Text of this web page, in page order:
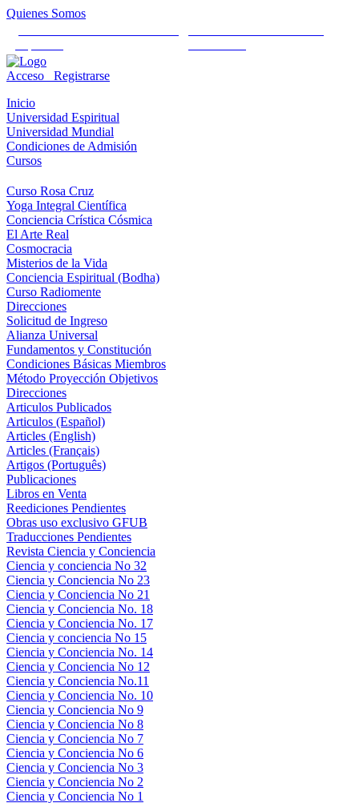
Quienes Somos
Acceso
Registrarse
Inicio
Universidad Espiritual
Universidad Mundial
Condiciones de Admisión
Cursos
Curso Rosa Cruz
Yoga Integral Científica
Conciencia Crística Cósmica
El Arte Real
Cosmocracia
Misterios de la Vida
Conciencia Espiritual (Bodha)
Curso Radiomente
Direcciones
Solicitud de Ingreso
Alianza Universal
Fundamentos y Constitución
Condiciones Básicas Miembros
Método Proyección Objetivos
Direcciones
Articulos Publicados
Articulos (Español)
Articles (English)
Articles (Français)
Artigos (Português)
Publicaciones
Libros en Venta
Reediciones Pendientes
Obras uso exclusivo GFUB
Traducciones Pendientes
Revista Ciencia y Conciencia
Ciencia y conciencia No 32
Ciencia y Conciencia No 23
Ciencia y Conciencia No 21
Ciencia y Conciencia No. 18
Ciencia y Conciencia No. 17
Ciencia y conciencia No 15
Ciencia y Conciencia No. 14
Ciencia y Conciencia No 12
Ciencia y Conciencia No.11
Ciencia y Conciencia No. 10
Ciencia y Conciencia No 9
Ciencia y Conciencia No 8
Ciencia y Conciencia No 7
Ciencia y Conciencia No 6
Ciencia y Conciencia No 3
Ciencia y Conciencia No 2
Ciencia y Conciencia No 1